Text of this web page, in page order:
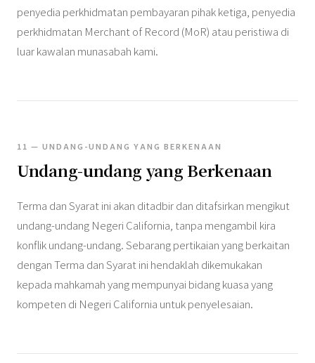
penyedia perkhidmatan pembayaran pihak ketiga, penyedia
perkhidmatan Merchant of Record (MoR) atau peristiwa di
luar kawalan munasabah kami.
11 — UNDANG-UNDANG YANG BERKENAAN
Undang-undang yang Berkenaan
Terma dan Syarat ini akan ditadbir dan ditafsirkan mengikut
undang-undang Negeri California, tanpa mengambil kira
konflik undang-undang. Sebarang pertikaian yang berkaitan
dengan Terma dan Syarat ini hendaklah dikemukakan
kepada mahkamah yang mempunyai bidang kuasa yang
kompeten di Negeri California untuk penyelesaian.